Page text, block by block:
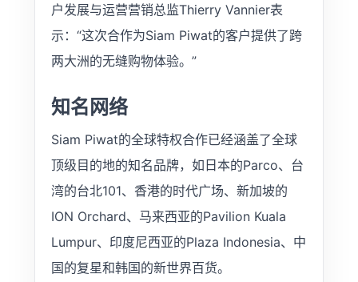
户发展与运营营销总监Thierry Vannier表
示：“这次合作为Siam Piwat的客户提供了跨
两大洲的无缝购物体验。”
知名网络
Siam Piwat的全球特权合作已经涵盖了全球
顶级目的地的知名品牌，如日本的Parco、台
湾的台北101、香港的时代广场、新加坡的
ION Orchard、马来西亚的Pavilion Kuala
Lumpur、印度尼西亚的Plaza Indonesia、中
国的复星和韩国的新世界百货。